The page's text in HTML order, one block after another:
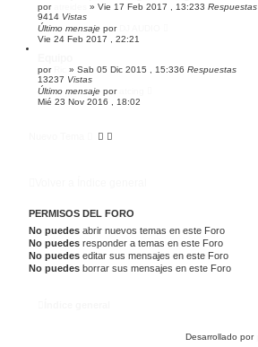
por » Vie 17 Feb 2017 , 13:233 Respuestas
9414 Vistas
Último mensaje por
Vie 24 Feb 2017 , 22:21
por » Sab 05 Dic 2015 , 15:336 Respuestas
13237 Vistas
Último mensaje por
Mié 23 Nov 2016 , 18:02
PERMISOS DEL FORO
No puedes abrir nuevos temas en este Foro
No puedes responder a temas en este Foro
No puedes editar sus mensajes en este Foro
No puedes borrar sus mensajes en este Foro
Desarrollado por